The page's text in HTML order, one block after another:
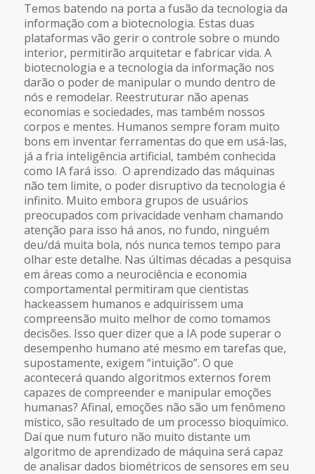
Temos batendo na porta a fusão da tecnologia da
informação com a biotecnologia. Estas duas
plataformas vão gerir o controle sobre o mundo
interior, permitirão arquitetar e fabricar vida. A
biotecnologia e a tecnologia da informação nos
darão o poder de manipular o mundo dentro de
nós e remodelar. Reestruturar não apenas
economias e sociedades, mas também nossos
corpos e mentes. Humanos sempre foram muito
bons em inventar ferramentas do que em usá-las,
já a fria inteligência artificial, também conhecida
como IA fará isso. O aprendizado das máquinas
não tem limite, o poder disruptivo da tecnologia é
infinito. Muito embora grupos de usuários
preocupados com privacidade venham chamando
atenção para isso há anos, no fundo, ninguém
deu/dá muita bola, nós nunca temos tempo para
olhar este detalhe. Nas últimas décadas a pesquisa
em áreas como a neurociência e economia
comportamental permitiram que cientistas
hackeassem humanos e adquirissem uma
compreensão muito melhor de como tomamos
decisões. Isso quer dizer que a IA pode superar o
desempenho humano até mesmo em tarefas que,
supostamente, exigem “intuição”. O que
acontecerá quando algoritmos externos forem
capazes de compreender e manipular emoções
humanas? Afinal, emoções não são um fenômeno
místico, são resultado de um processo bioquímico.
Daí que num futuro não muito distante um
algoritmo de aprendizado de máquina será capaz
de analisar dados biométricos de sensores em seu